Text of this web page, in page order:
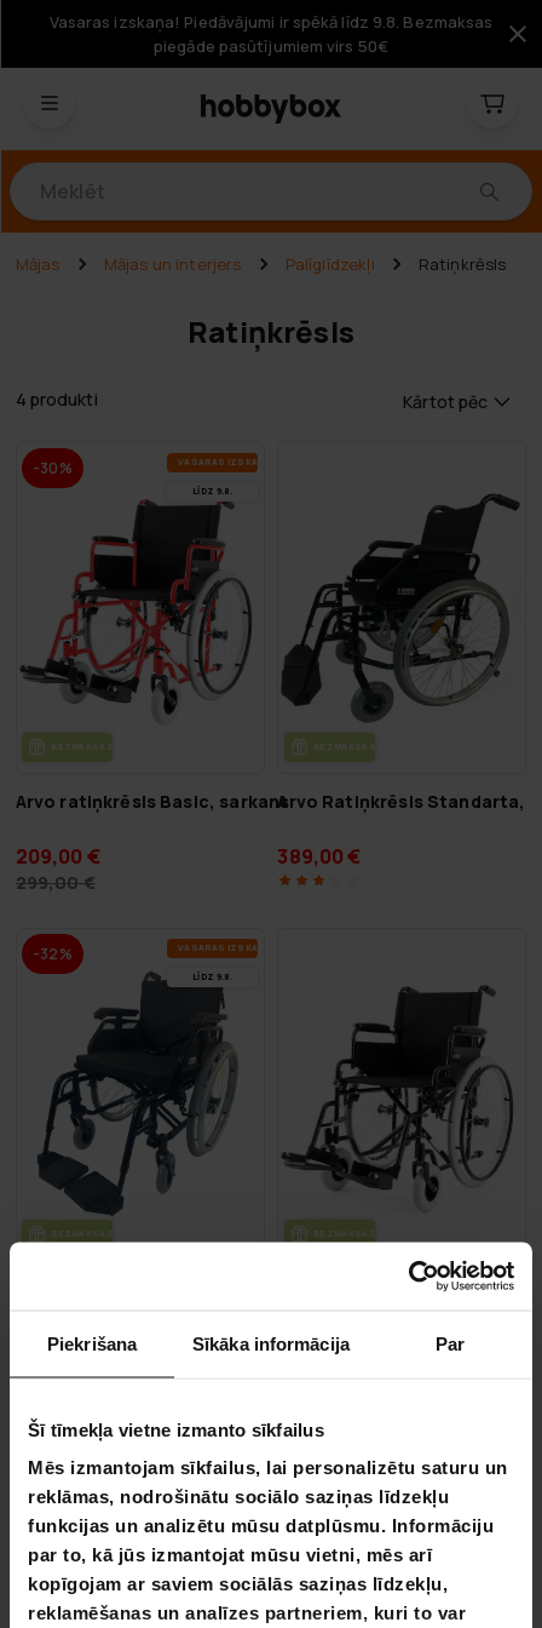
Piekrišana Sīkāka informācija Par
Šī tīmekļa vietne izmanto sīkfailus
Mēs izmantojam sīkfailus, lai personalizētu saturu un
reklāmas, nodrošinātu sociālo saziņas līdzekļu
funkcijas un analizētu mūsu datplūsmu. Informāciju
par to, kā jūs izmantojat mūsu vietni, mēs arī
kopīgojam ar saviem sociālās saziņas līdzekļu,
reklamēšanas un analīzes partneriem, kuri to var
Vasaras izskaņa! Piedāvājumi ir spēkā līdz 9.8. Bezmaksas
piegāde pasūtījumiem virs 50€
Mājas Mājas un interjers Palīglīdzekļi Ratiņkrēsls
Ratiņkrēsls
4 produkti Kārtot pēc
-30% VA­SA­RAS IZ­SKA­ŅA
LĪDZ 9.8.
BEZ­MAK­SAS PIE­GĀ­DE
Arvo ratiņkrēsls Basic, sarkans
209,00 €
299,00 €
BEZ­MAK­SAS PIE­GĀ­DE
Arvo Ratiņkrēsls Standarta,
389,00 €
-32% VA­SA­RAS IZ­SKA­ŅA
LĪDZ 9.8.
BEZ­MAK­SAS PIE­GĀ­DE
329,00 €
BEZ­MAK­SAS PIE­GĀ­DE
Arvo Ratiņkrēsls Pamata,
299,00 €
Lapa 1 no 1
Ratiņkrēsls
Ratiņkrēsls